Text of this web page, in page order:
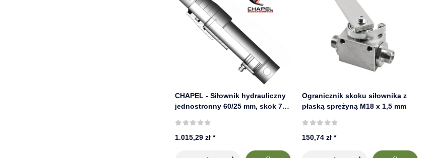
CHAPEL - Siłownik hydrauliczny
jednostronny 60/25 mm, skok 700
1.015,29 zł*
Ogranicznik skoku siłownika z
płaską sprężyną M18 x 1,5 mm
150,74 zł*